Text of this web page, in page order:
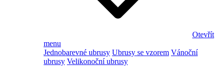
Otevřít
menu
Jednobarevné ubrusy Ubrusy se vzorem Vánoční
ubrusy Velikonoční ubrusy